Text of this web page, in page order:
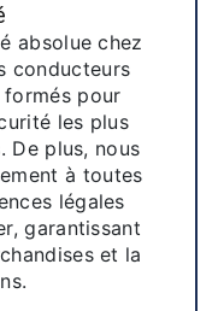
absolue chez
conducteurs
pour
les plus
De plus, nous
à toutes
légales
garantissant
et la